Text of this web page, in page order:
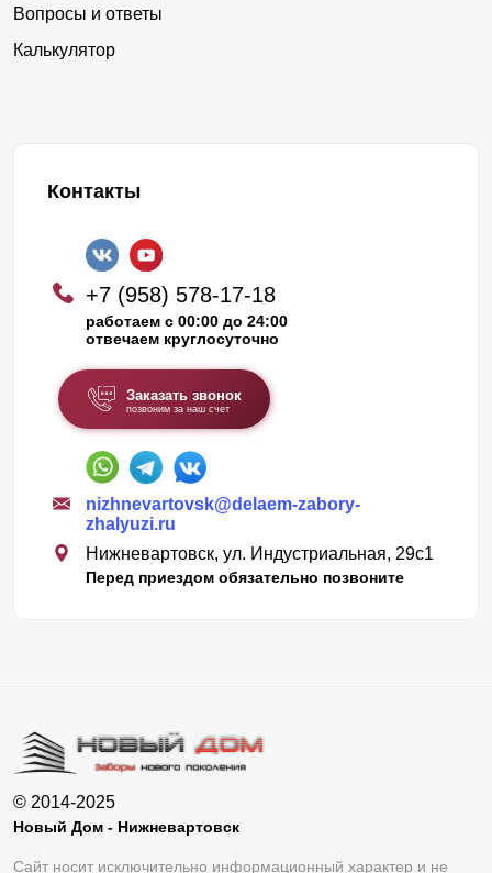
Вопросы и ответы
Калькулятор
Контакты
+7 (958) 578-17-18
работаем с 00:00 до 24:00
отвечаем круглосуточно
Заказать звонок
позвоним за наш счет
nizhnevartovsk@delaem-zabory-
zhalyuzi.ru
Нижневартовск, ул. Индустриальная, 29с1
Перед приездом обязательно позвоните
© 2014-2025
Новый Дом - Нижневартовск
Сайт носит исключительно информационный характер и не